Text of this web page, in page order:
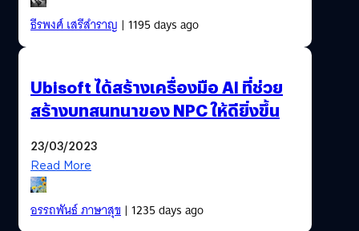
ธีรพงศ์ เสรีสำราญ | 1195 days ago
Ubisoft ได้สร้างเครื่องมือ AI ที่ช่วย
สร้างบทสนทนาของ NPC ให้ดียิ่งขึ้น
23/03/2023
Read More
อรรถพันธ์ ภาษาสุข| 1235 days ago